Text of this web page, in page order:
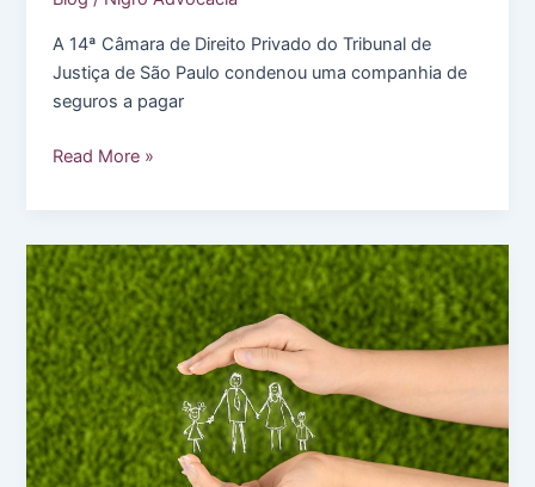
fundo
de
direito
A 14ª Câmara de Direito Privado do Tribunal de
Justiça de São Paulo condenou uma companhia de
seguros a pagar
Seguradora
a
indenizar
esposa
de
cliente
Read More »